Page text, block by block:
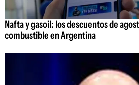
Nafta y gasoil: los descuentos de
combustible en Argentina